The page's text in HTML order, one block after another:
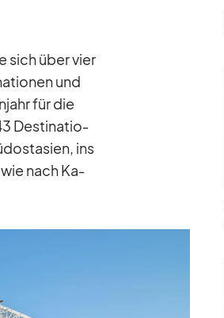
sich über vier
und
für die
De­sti­na­tio­
ins
nach Ka­